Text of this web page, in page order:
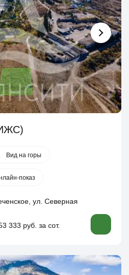
Вид на горы
показ
ул. Северная
333 руб. за сот.